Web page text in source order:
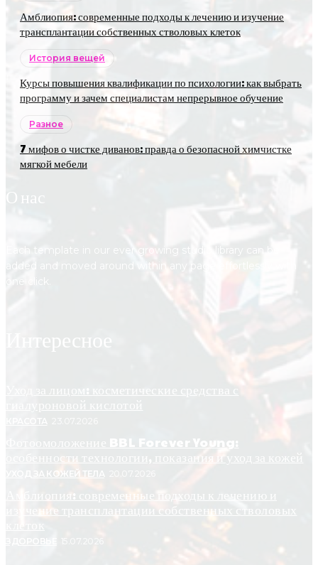
Амблиопия: современные подходы к лечению и изучение
трансплантации собственных стволовых клеток
История вещей
Курсы повышения квалификации по психологии: как выбрать
программу и зачем специалистам непрерывное обучение
Разное
7 мифов о чистке диванов: правда о безопасной химчистке
мягкой мебели
О нас
Each template in our ever growing studio library can be
added and moved around within any page effortlessly with
Интересное
Уход за лицом: косметические средства с
гиалуроновой кислотой
КРАСОТА
Фотоомоложение BBL Forever Young:
особенности технологии, показания и уход за кожей
УХОД ЗА КОЖЕЙ ТЕЛА
Амблиопия: современные подходы к лечению и
изучение трансплантации собственных стволовых
клеток
ЗДОРОВЬЕ